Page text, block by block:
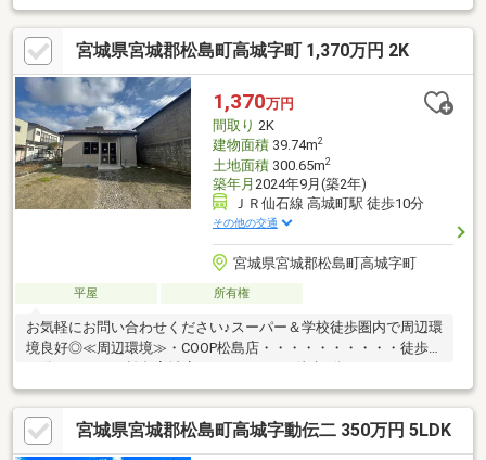
器2台新設 ・3階ワンフロアに間取変更 ・階段フローリング貼
り ・敷地アスファルト敷き駐車３台以上可、ＬＤＫ２０畳以
上、土地100坪以上、オーシャンビュー、南向き、全居室収納、
南側道路面す、和室、トイレ２ヶ所、浴室に窓、３階建以上、納
戸
宮城県宮城郡松島町高城字町 1,370万円 2K
1,370万円
間取り 2K
建物面積39.74m2
土地面積300.65m2
築年月 2024年9月(築2年)
ＪＲ仙石線 高城町駅 徒歩10分
その他の交通
宮城県宮城郡松島町高城字町
平屋 所有権
お気軽にお問い合わせください♪スーパー＆学校徒歩圏内で周辺環
境良好◎≪周辺環境≫・COOP松島店・・・・・・・・・・徒歩
マート松島高城店・・・徒歩9分・ツルハドラッグ松島
店・・・・・・徒歩8分・宮城県松島高校・・・・・・・・・徒歩
7分・松島町立松島中学校・・・・・・・徒歩18分・松島町立松
島第二小学校・・・・・徒歩18分・高城保育
宮城県宮城郡松島町高城字動伝二 350万円 5LDK